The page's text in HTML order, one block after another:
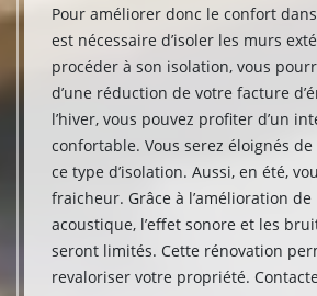
Pour améliorer donc le confort
est nécessaire d’isoler les murs
procéder à son isolation, vous
d’une réduction de votre facture
l’hiver, vous pouvez profiter d’un
confortable. Vous serez éloignés de
ce type d’isolation. Aussi, en été,
fraicheur. Grâce à l’amélioration de
acoustique, l’effet sonore et les
seront limités. Cette rénovation
revaloriser votre propriété.